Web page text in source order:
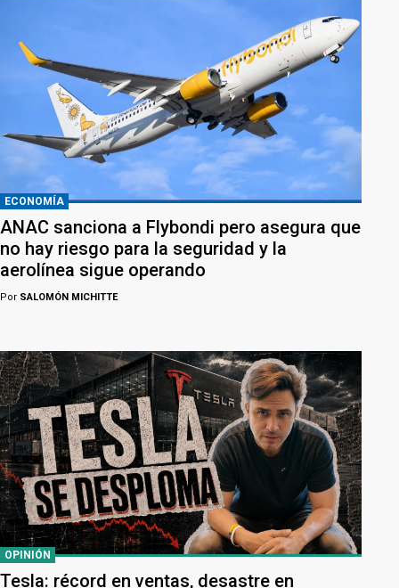
ECONOMÍA
ANAC sanciona a Flybondi pero asegura que
no hay riesgo para la seguridad y la
aerolínea sigue operando
Por SALOMÓN MICHITTE
OPINIÓN
Tesla: récord en ventas, desastre en